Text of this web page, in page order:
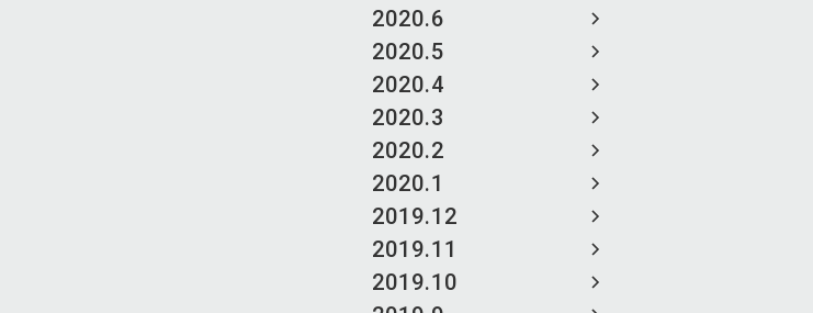
2020.6
2020.5
2020.4
2020.3
2020.2
2020.1
2019.12
2019.11
2019.10